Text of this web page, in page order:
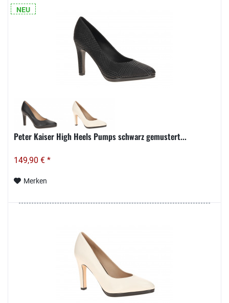
NEU
Peter Kaiser High Heels Pumps schwarz gemustert...
149,90 € *
Merken